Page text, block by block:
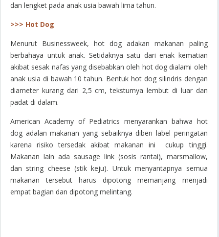
dan lengket pada anak usia bawah lima tahun.
>>> Hot Dog
Menurut Businessweek,hot dog adakan makanan paling
berbahaya untuk anak. Setidaknya satu dari enak kematian
akibat sesak nafas yang disebabkan oleh hot dogdialami oleh
anak usia di bawah 10 tahun. Bentuk hot dogsilindris dengan
diameter kurang dari 2,5 cm, teksturnya lembut di luar dan
padat di dalam.
American Academy of Pediatrics menyarankan bahwa hot
dog adalan makanan yang sebaiknya diberi label peringatan
karena risiko tersedak akibat makanan ini cukup tinggi.
Makanan lain ada sausage link(sosis rantai), marsmallow,
dan string cheese (stik keju). Untuk menyantapnya semua
makanan tersebut harus dipotong memanjang menjadi
empat bagian dan dipotong melintang.